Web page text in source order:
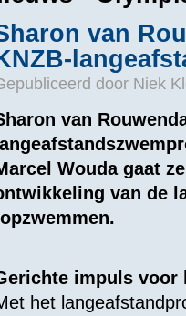
van
door Niek
van
Wouda gaat
van de
impuls voor
het